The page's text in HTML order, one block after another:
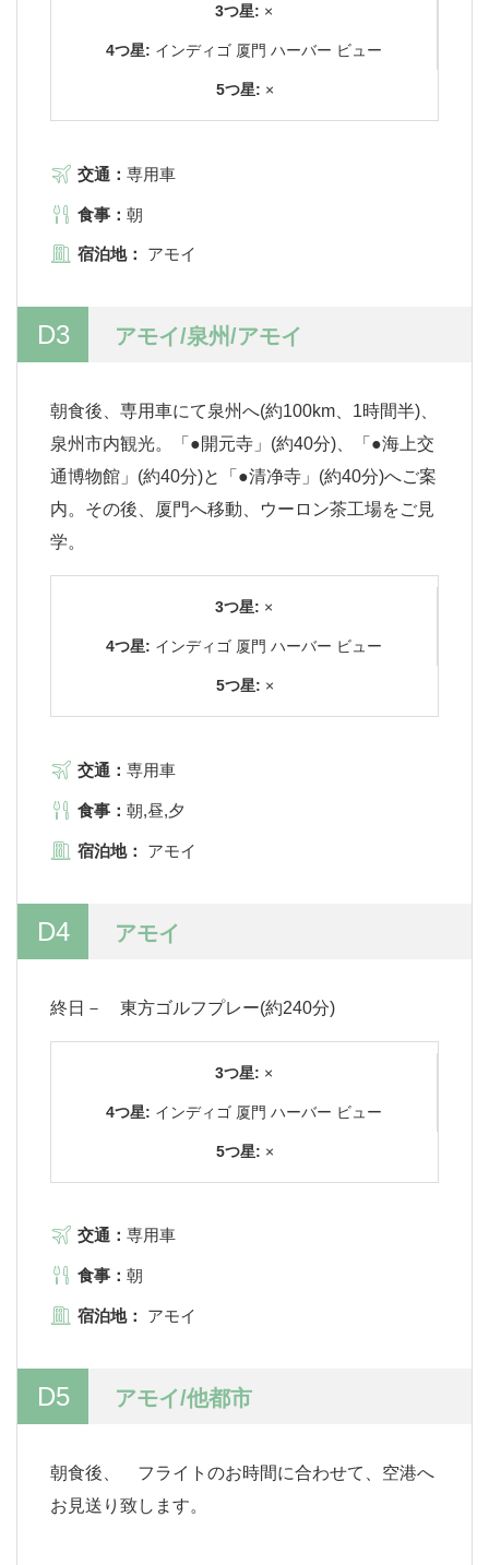
3つ星: ×
4つ星: インディゴ 厦門 ハーバー ビュー
5つ星: ×
交通： 専用車
食事： 朝
宿泊地： アモイ
D3 アモイ/泉州/アモイ
朝食後、専用車にて泉州へ(約100km、1時間半)、
泉州市内観光。「●開元寺」(約40分)、「●海上交
通博物館」(約40分)と「●清净寺」(約40分)へご案
内。その後、厦門へ移動、ウーロン茶工場をご見
学。
3つ星: ×
4つ星: インディゴ 厦門 ハーバー ビュー
5つ星: ×
交通： 専用車
食事： 朝,昼,夕
宿泊地： アモイ
D4 アモイ
終日－ 東方ゴルフプレー(約240分)
3つ星: ×
4つ星: インディゴ 厦門 ハーバー ビュー
5つ星: ×
交通： 専用車
食事： 朝
宿泊地： アモイ
D5 アモイ/他都市
朝食後、 フライトのお時間に合わせて、空港へ
お見送り致します。